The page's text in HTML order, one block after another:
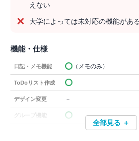
えない
大学によっては未対応の機能がある
機能・仕様
日記・メモ機能 （メモのみ）
ToDoリスト作成
デザイン変更 －
グループ機能
全部見る ＋